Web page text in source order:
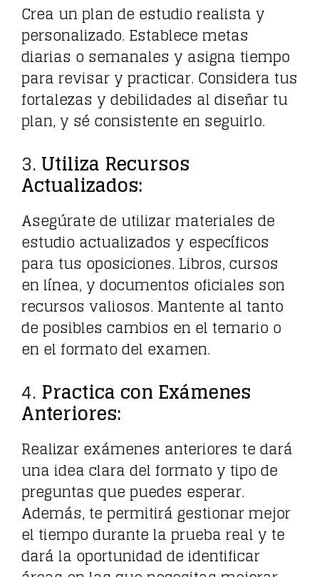
Crea un plan de estudio realista y
personalizado. Establece metas
diarias o semanales y asigna tiempo
para revisar y practicar. Considera tus
fortalezas y debilidades al diseñar tu
plan, y sé consistente en seguirlo.
3. Utiliza Recursos
Actualizados:
Asegúrate de utilizar materiales de
estudio actualizados y específicos
para tus oposiciones. Libros, cursos
en línea, y documentos oficiales son
recursos valiosos. Mantente al tanto
de posibles cambios en el temario o
en el formato del examen.
4. Practica con Exámenes
Anteriores:
Realizar exámenes anteriores te dará
una idea clara del formato y tipo de
preguntas que puedes esperar.
Además, te permitirá gestionar mejor
el tiempo durante la prueba real y te
dará la oportunidad de identificar